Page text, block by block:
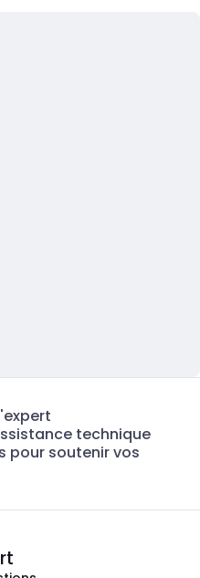
technique
pour soutenir vos